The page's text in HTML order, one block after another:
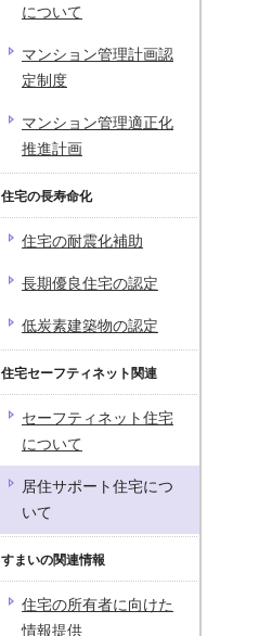
について
マンション管理計画認
定制度
マンション管理適正化
推進計画
住宅の長寿命化
住宅の耐震化補助
長期優良住宅の認定
低炭素建築物の認定
住宅セーフティネット関連
セーフティネット住宅
について
居住サポート住宅につ
いて
すまいの関連情報
住宅の所有者に向けた
情報提供